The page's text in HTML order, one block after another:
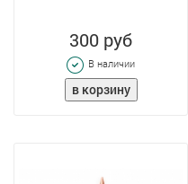
300 руб
В наличии